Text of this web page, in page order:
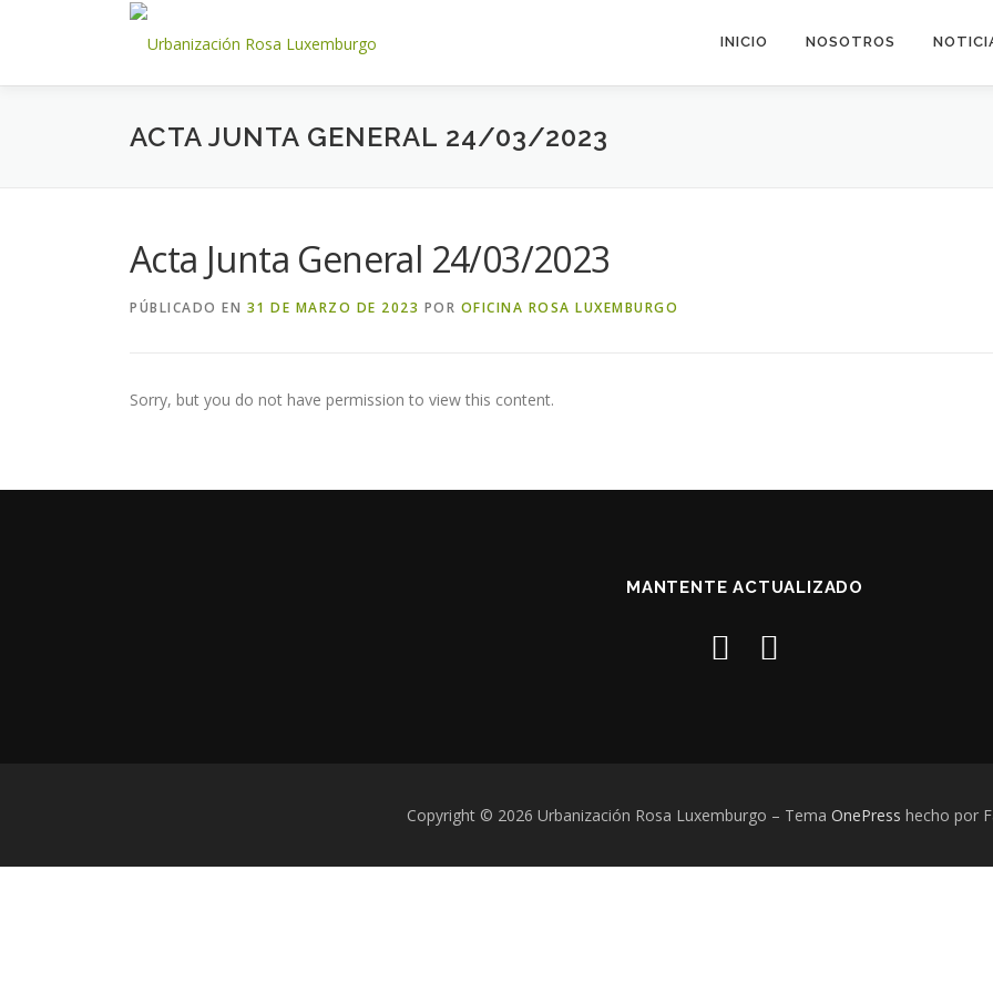
INICIO NOSOTROS
ACTA JUNTA GENERAL 24/03/2023
Acta Junta General 24/03/2023
PÚBLICADO EN 31 DE MARZO DE 2023 POR OFICINA ROSA LUXEMBURGO
Sorry, but you do not have permission to view this content.
MANTENTE ACTUALIZADO
Copyright © 2026 Urbanización Rosa Luxemburgo – Tema OnePress hecho por